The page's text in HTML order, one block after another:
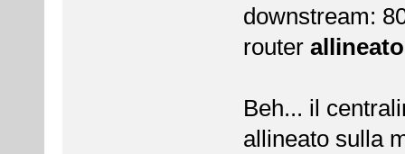
downstream:
router allineato
Beh... il
allineato sulla